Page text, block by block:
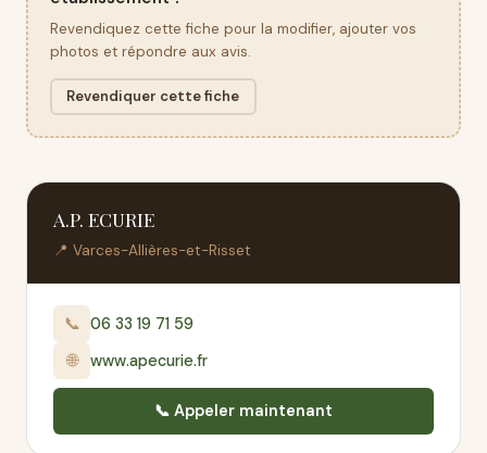
Revendiquez cette fiche pour la modifier, ajouter vos
photos et répondre aux avis.
Revendiquer cette fiche
A.P. ECURIE
📍 Varces-Allières-et-Risset
📞 06 33 19 71 59
🌐 www.apecurie.fr
📞 Appeler maintenant